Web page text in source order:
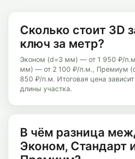
Сколько стоит 3D
ключ за метр?
Эконом (d=3 мм) — от 1 950 ₽/
мм) — от 2 100 ₽/п.м., Премиум
850 ₽/п.м. Итоговая цена
длины участка.
В чём разница
Эконом, Стандарт